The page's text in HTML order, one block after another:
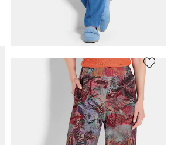
Pflegeleichte Bengalinhose CARLA